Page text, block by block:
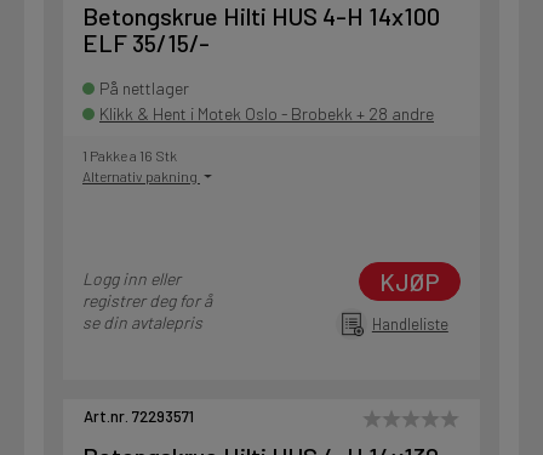
Betongskrue Hilti HUS 4-H 14x100
ELF 35/15/-
På nettlager
Klikk & Hent i Motek Oslo - Brobekk + 28 andre
1 Pakke a 16 Stk
Alternativ pakning
Logg inn eller
registrer deg for å
se din avtalepris
KJØP
Handleliste
Art.nr. 72293571